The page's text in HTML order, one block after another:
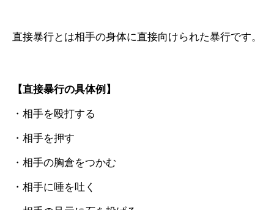
直接暴行とは相手の身体に直接向けられた暴行です。
【直接暴行の具体例】
・相手を殴打する
・相手を押す
・相手の胸倉をつかむ
・相手に唾を吐く